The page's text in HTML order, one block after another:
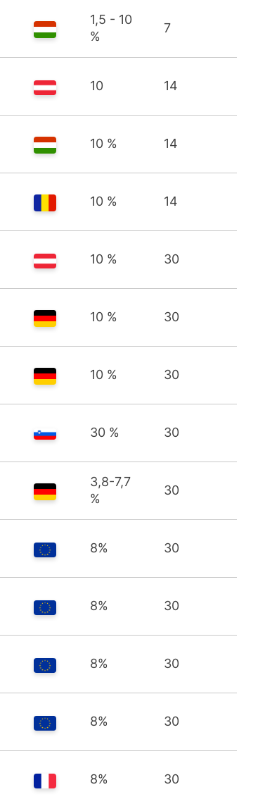
1,5 - 10
%
7
10 14
10 % 14
10 % 14
10 % 30
10 % 30
10 % 30
30 % 30
3,8-7,7
%
30
8% 30
8% 30
8% 30
8% 30
8% 30